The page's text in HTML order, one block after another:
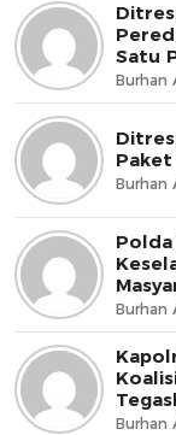
Satu
Burhan
Burhan
Jalan
Burhan
dan
Burhan